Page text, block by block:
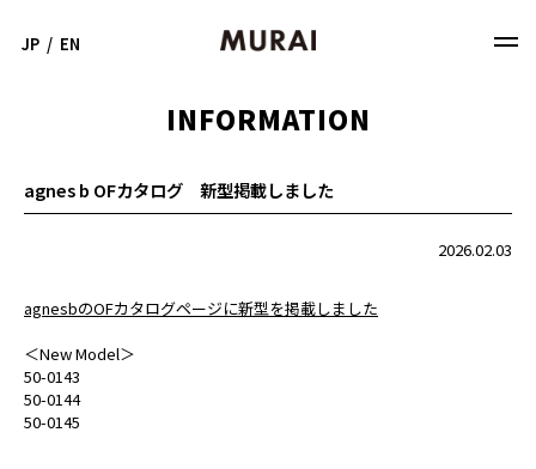
JP / EN
INFORMATION
agnes b OFカタログ 新型掲載しました
2026.02.03
agnesbのOFカタログページに新型を掲載しました
＜New Model＞
50-0143
50-0144
50-0145